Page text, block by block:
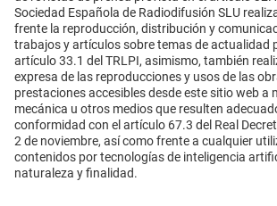
Sociedad Española de Radiodifusión SLU
frente la reproducción, distribución y
trabajos y artículos sobre temas de actualidad
artículo 33.1 del TRLPI, asimismo, también
expresa de las reproducciones y usos de las
prestaciones accesibles desde este sitio web a
mecánica u otros medios que resulten
conformidad con el artículo 67.3 del Real
2 de noviembre, así como frente a cualquier
contenidos por tecnologías de inteligencia
naturaleza y finalidad.